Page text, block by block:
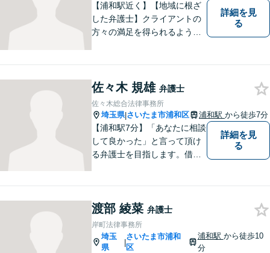
【浦和駅近く】【地域に根ざ
した弁護士】クライアントの
方々の満足を得られるよう最
応可能。【明確な料金体系】
法律トラブルでお悩みの方
は、どうぞお気軽にご相談く
ださい。
詳細を見
る
佐々木 規雄 弁護士
佐々木総合法律事務所
埼玉県|さいたま市浦和区 浦和駅 から徒歩7分
【浦和駅7分】「あなたに相談
して良かった」と言って頂け
る弁護士を目指します。借
さいませ。【近隣駐車場あ
り】
詳細を見
る
渡部 綾菜 弁護士
岸町法律事務所
埼玉
県
|
さいたま市浦和
区
浦和駅 から徒歩10
分